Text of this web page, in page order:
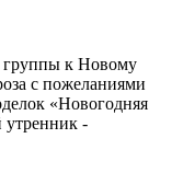
группы к Новому
с пожеланиями
«Новогодняя
-